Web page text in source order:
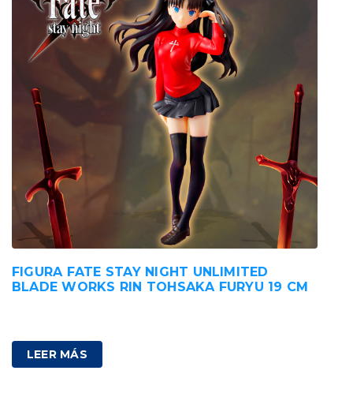
FIGURA FATE STAY NIGHT UNLIMITED
BLADE WORKS RIN TOHSAKA FURYU 19 CM
LEER MÁS